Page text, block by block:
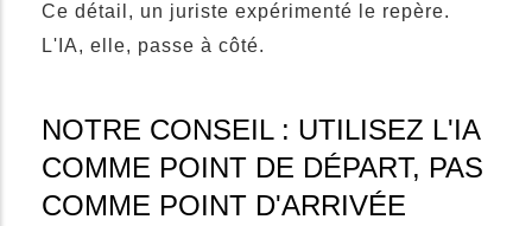
Ce détail, un juriste expérimenté le repère.
L'IA, elle, passe à côté.
NOTRE CONSEIL : UTILISEZ L'IA
COMME POINT DE DÉPART, PAS
COMME POINT D'ARRIVÉE